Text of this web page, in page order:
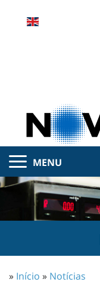
MENU
» Início » Notícias